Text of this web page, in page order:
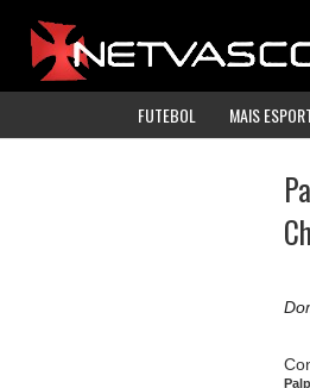
FUTEBOL MAIS